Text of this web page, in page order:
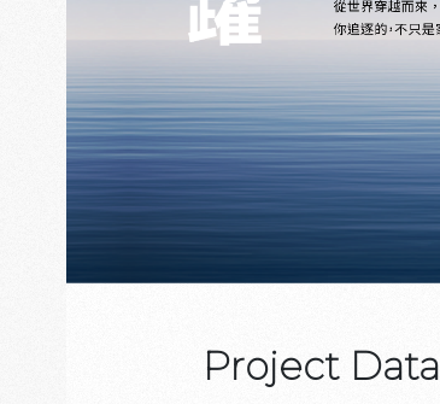
Project Data